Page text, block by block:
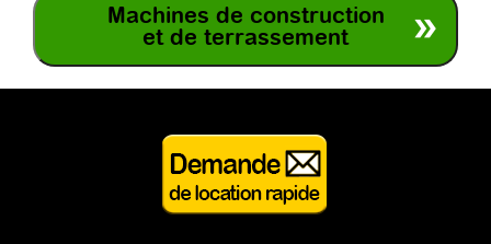
Machines de construction
et de terrassement